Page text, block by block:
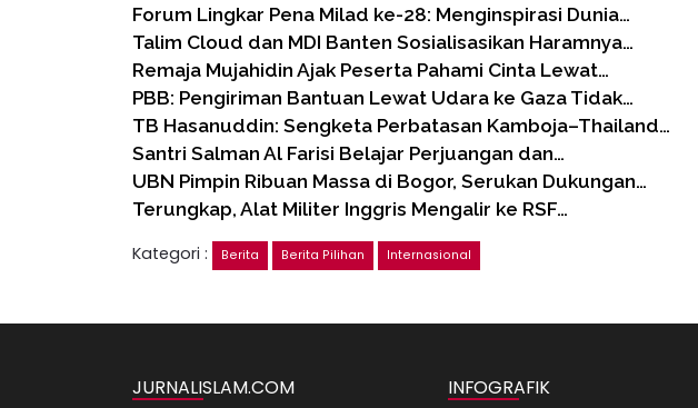
Forum Lingkar Pena Milad ke-28: Menginspirasi Dunia…
Talim Cloud dan MDI Banten Sosialisasikan Haramnya…
Remaja Mujahidin Ajak Peserta Pahami Cinta Lewat…
PBB: Pengiriman Bantuan Lewat Udara ke Gaza Tidak…
TB Hasanuddin: Sengketa Perbatasan Kamboja–Thailand…
Santri Salman Al Farisi Belajar Perjuangan dan…
UBN Pimpin Ribuan Massa di Bogor, Serukan Dukungan…
Terungkap, Alat Militer Inggris Mengalir ke RSF…
Kategori :
Berita Berita Pilihan Internasional
JURNALISLAM.COM INFOGRAFIK